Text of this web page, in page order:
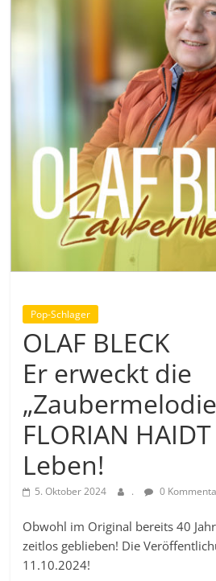
Pop-Schlager
OLAF BLECK
Er erweckt die
FLORIAN
Leben!
5. Oktober 2024 . 0
Obwohl im Original bereits 40
zeitlos geblieben! Die
11.10.2024!